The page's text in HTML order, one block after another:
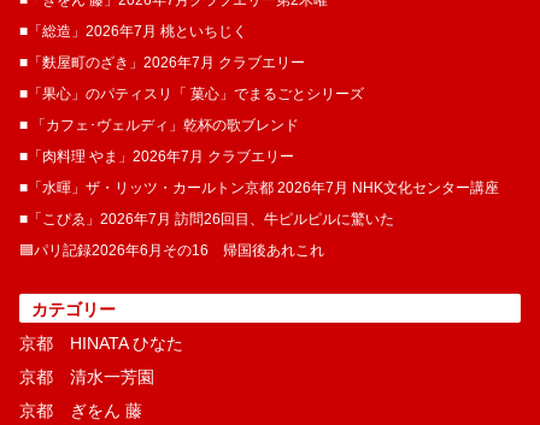
■「総造」2026年7月 桃といちじく
■「麩屋町のざき」2026年7月 クラブエリー
■「果心」のパティスリ「 菓​心」でまるごとシリーズ
■ 「カフェ･ヴェルディ」乾杯の歌ブレンド
■「肉料理 やま」2026年7月 クラブエリー
■「水暉」ザ・リッツ・カールトン京都 2026年7月 NHK文化センター講座
■「こぴゑ」2026年7月 訪問26回目、牛ピルピルに驚いた
🟦パリ記録2026年6月その16 帰国後あれこれ
カテゴリー
京都 HINATA ひなた
京都 清水一芳園
京都 ぎをん 藤